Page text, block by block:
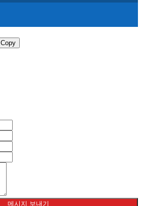
Copy
메시지 보내기